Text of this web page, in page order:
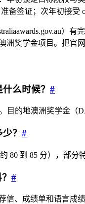
备签证；次年初接受
）
奖学金项目。把官
么时候？ #
的地澳洲奖学金（
？ #
80 到 85 分），部
#
、成绩单和语言成